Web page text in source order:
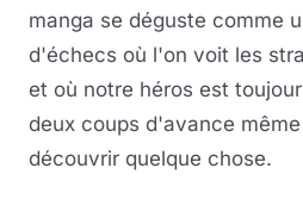
manga se déguste comme
d'échecs où l'on voit les
et où notre héros est
deux coups d'avance
découvrir quelque chose.